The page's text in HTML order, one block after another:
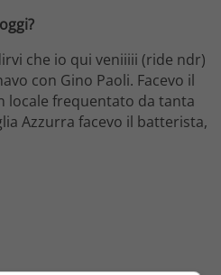
che io qui veniiiii (ride ndr)
con Gino Paoli. Facevo il
locale frequentato da tanta
Azzurra facevo il batterista,